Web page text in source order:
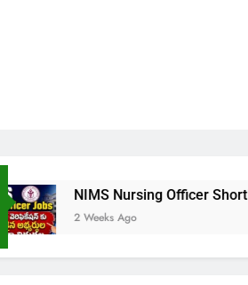
NIMS Nursing Officer Shortlisted
2 Weeks Ago